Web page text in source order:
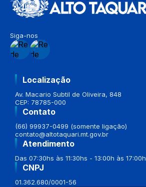
Siga-nos
Localização
Av. Macario Subtil de Oliveira, 848
CEP: 78785-000
Contato
(66) 99937-0499 (somente ligação)
contato@altotaquari.mt.gov.br
Atendimento
Das 07:30hs às 11:30hs - 13:00h às 17:00h
CNPJ
01.362.680/0001-56